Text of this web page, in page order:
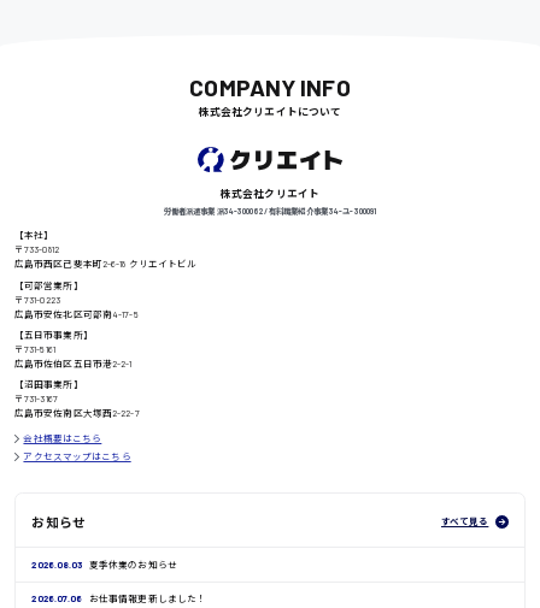
鳥取県
日給8000円〜
COMPANY INFO
株式会社クリエイトについて
株式会社クリエイト
労働者派遣事業 派34-300062 / 有料職業紹介事業 34-ユ-300091
【本社】
〒733-0812
広島市西区己斐本町2-6-18 クリエイトビル
【可部営業所】
〒731-0223
広島市安佐北区可部南4-17-5
【五日市事業所】
〒731-5161
広島市佐伯区五日市港2-2-1
【沼田事業所】
〒731-3167
広島市安佐南区大塚西2-22-7
会社概要はこちら
アクセスマップはこちら
お知らせ すべて見る
2026.08.03 夏季休業のお知らせ
2026.07.06 お仕事情報更新しました！